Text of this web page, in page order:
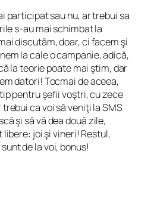
participat sau nu, ar trebui sa
s-au mai schimbat la
discutăm, doar, ci facem şi
la cale o campanie, adică,
la teorie poate mai ştim, dar
datori! Tocmai de aceea,
pentru şefii voştri, cu zece
ca voi să veniţi la SMS
şi să vă dea două zile,
joi şi vineri! Restul,
de la voi, bonus!